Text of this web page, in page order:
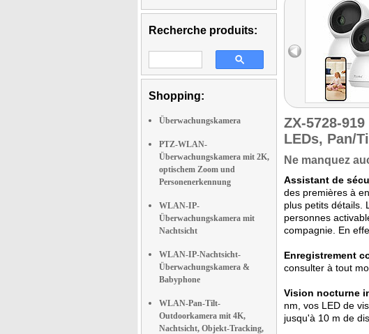
Recherche produits:
Shopping:
Überwachungskamera
PTZ-WLAN-
Überwachungskamera mit 2K,
optischem Zoom und
Personenerkennung
WLAN-IP-
Überwachungskamera mit
Nachtsicht
WLAN-IP-Nachtsicht-
Überwachungskamera &
Babyphone
WLAN-Pan-Tilt-
Outdoorkamera mit 4K,
Nachtsicht, Objekt-Tracking,
ZX-5728-919
LEDs, Pan/
Ne manquez
Assistant de
des premières à
plus petits détails.
personnes
compagnie. En
Enregistrement
consulter à tout
Vision nocturne
nm, vos LED de
jusqu'à 10 m de